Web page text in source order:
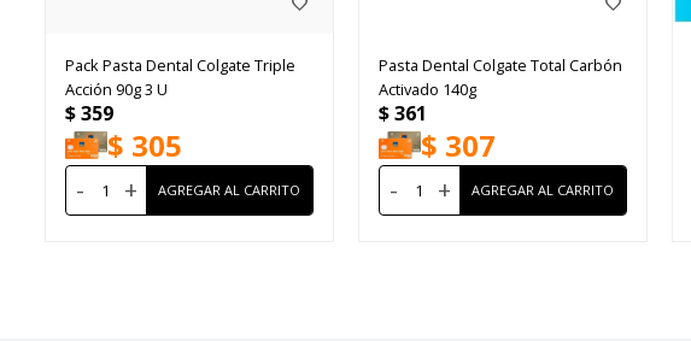
Pack Pasta Dental Colgate Triple
Acción 90g 3 U
$359
$ 305
- +
Pasta Dental Colgate Total Carbón
Activado 140g
$361
$ 307
- +